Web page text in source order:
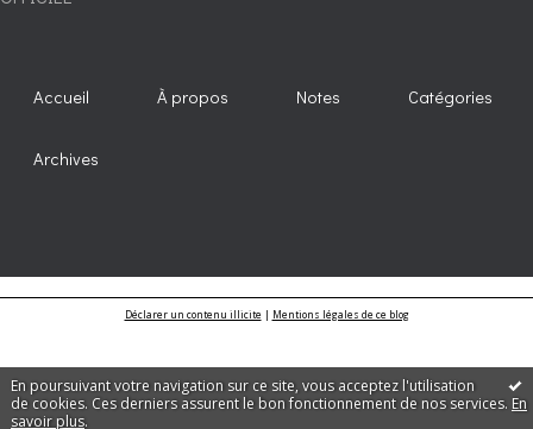
En poursuivant votre navigation sur ce site, vous acceptez l'utilisation
de cookies. Ces derniers assurent le bon fonctionnement de nos services. En
savoir plus.
Accueil À propos Notes Catégories
Archives
Déclarer un contenu illicite| Mentions légales de ce blog